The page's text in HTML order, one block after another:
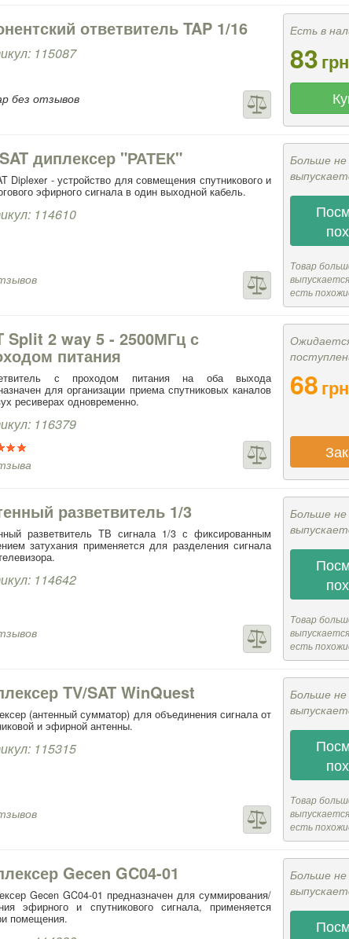
ответвитель TAP 1/16
115087
без отзывов
Есть в
83грн
диплексер "РАТЕК"
Diplexer - устройство для совмещения спутникового и
эфирного сигнала в один выходной кабель.
114610
Больше не
Товар
есть
Split 2 way 5 - 2500МГц с
питания
с проходом питания на оба выхода
для организации приема спутниковых каналов
ресиверах одновременно.
116379
68грн
разветвитель 1/3
разветвитель ТВ сигнала 1/3 с фиксированным
затухания применяется для разделения сигнала
114642
Больше не
Товар
есть
TV/SAT WinQuest
(антенный сумматор) для объединения сигнала от
и эфирной антенны.
115315
Больше не
Товар
есть
Gecen GC04-01
Gecen GC04-01 предназначен для суммирования/
эфирного и спутникового сигнала, применяется
помещения.
Больше не